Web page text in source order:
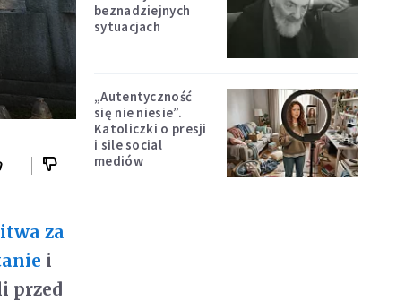
za
i
przed
beznadziejnych
sytuacjach
„Autentyczność
się nie niesie”.
Katoliczki o presji
i sile social
mediów